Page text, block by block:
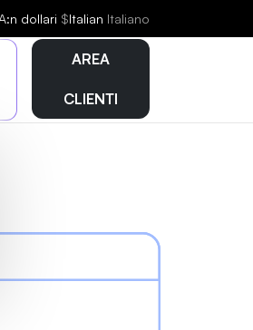
dollari $Italian Italiano
AREA
CLIENTI